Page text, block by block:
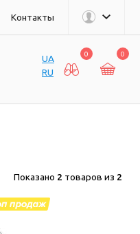
Контакты
UA
RU
0 0
Показано 2 товаров из 2